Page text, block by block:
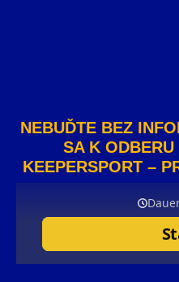
NEBUĎTE BEZ
SA K ODBERU
KEEPERSPORT –